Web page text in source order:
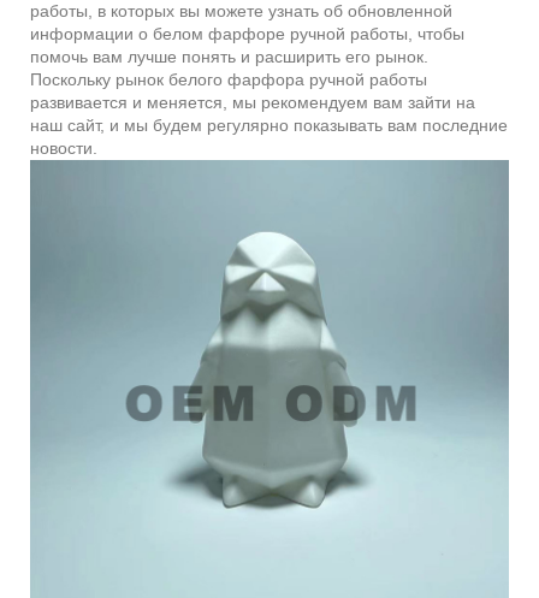
работы, в которых вы можете узнать об обновленной
информации о белом фарфоре ручной работы, чтобы
помочь вам лучше понять и расширить его рынок.
Поскольку рынок белого фарфора ручной работы
развивается и меняется, мы рекомендуем вам зайти на
наш сайт, и мы будем регулярно показывать вам последние
новости.